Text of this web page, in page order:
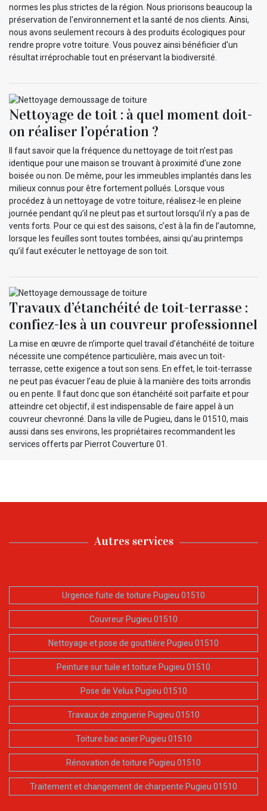
normes les plus strictes de la région. Nous priorisons beaucoup la
préservation de l'environnement et la santé de nos clients. Ainsi,
nous avons seulement recours à des produits écologiques pour
rendre propre votre toiture. Vous pouvez ainsi bénéficier d'un
résultat irréprochable tout en préservant la biodiversité.
Nettoyage de toit : à quel moment doit-
on réaliser l’opération ?
Il faut savoir que la fréquence du nettoyage de toit n’est pas
identique pour une maison se trouvant à proximité d’une zone
boisée ou non. De même, pour les immeubles implantés dans les
milieux connus pour être fortement pollués. Lorsque vous
procédez à un nettoyage de votre toiture, réalisez-le en pleine
journée pendant qu’il ne pleut pas et surtout lorsqu’il n’y a pas de
vents forts. Pour ce qui est des saisons, c’est à la fin de l’automne,
lorsque les feuilles sont toutes tombées, ainsi qu’au printemps
qu’il faut exécuter le nettoyage de son toit.
Travaux d’étanchéité de toit-terrasse :
confiez-les à un couvreur professionnel
La mise en œuvre de n’importe quel travail d’étanchéité de toiture
nécessite une compétence particulière, mais avec un toit-
terrasse, cette exigence a tout son sens. En effet, le toit-terrasse
ne peut pas évacuer l’eau de pluie à la manière des toits arrondis
ou en pente. Il faut donc que son étanchéité soit parfaite et pour
atteindre cet objectif, il est indispensable de faire appel à un
couvreur chevronné. Dans la ville de Pugieu, dans le 01510, mais
aussi dans ses environs, les propriétaires recommandent les
services offerts par Pierrot Couverture 01.
Autres services
Urgence fuite de toiture Pugieu 01510
Couvreur Pugieu 01510
Nettoyage et pose de gouttière Pugieu 01510
Peinture sur tuile et toiture Pugieu 01510
Pose de Velux Pugieu 01510
Travaux de zinguerie Pugieu 01510
Toiture bac acier Pugieu 01510
Rénovation de toiture Pugieu 01510
Traitement et changement de charpente Pugieu 01510